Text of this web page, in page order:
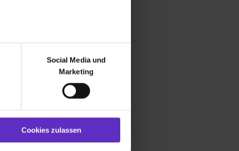
dir bei Benutzung der
Webseite zu analysieren
für soziale Medien, Werbung
und Marketing“). Unsere
ihnen bereitgestellt hast oder die
bist du auch damit
angezeigt und hierfür
Social Media und
Marketing
Cookies zulassen